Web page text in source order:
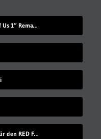
Was ist besser beim „The Last of Us 1“ Remake für die PS5?
Ich bin als „Lifestyle-Experte“ für den RED FOX Award 2021 nominiert